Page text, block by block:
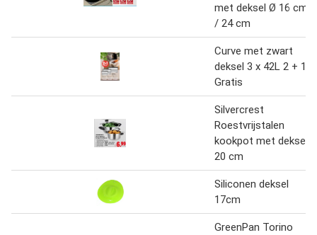
met deksel Ø 16 cm
/ 24 cm
Curve met zwart
deksel 3 x 42L 2 + 1
Gratis
Silvercrest
Roestvrijstalen
kookpot met deksel
20 cm
Siliconen deksel
17cm
GreenPan Torino